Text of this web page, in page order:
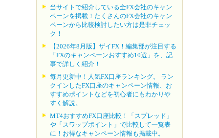
当サイトで紹介している全FX会社のキャン
ペーンを掲載！たくさんのFX会社のキャン
ペーンから比較検討したい方は是非チェッ
ク！
【2026年8月版】ザイFX！編集部が注目する
「FXのキャンペーンおすすめ10選」を、記
事で詳しく紹介！
毎月更新中！人気FX口座ランキング。 ラン
クインしたFX口座のキャンペーン情報、お
すすめポイントなどを初心者にもわかりや
すく解説。
MT4おすすめFX口座比較！「スプレッド」
や「スワップポイント」で比較して一覧表
に！お得なキャンペーン情報も掲載中。